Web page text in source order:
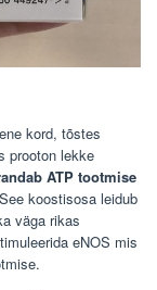
kord, tõstes
prooton lekke
ATP tootmise
koostisosa leidub
väga rikas
eNOS mis